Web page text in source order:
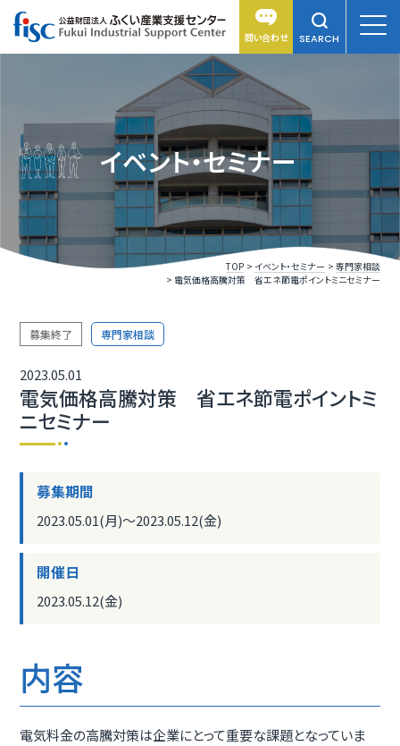
問い合わせ SEARCH
イベント・セミナー
TOP イベント・セミナー
専門家相談
電気価格高騰対策 省エネ節電ポイントミニセミナー
募集終了 専門家相談
2023.05.01
電気価格高騰対策 省エネ節電ポイントミ
ニセミナー
募集期間
2023.05.01(月)〜2023.05.12(金)
開催日
2023.05.12(金)
内容
電気料金の高騰対策は企業にとって重要な課題となっていま